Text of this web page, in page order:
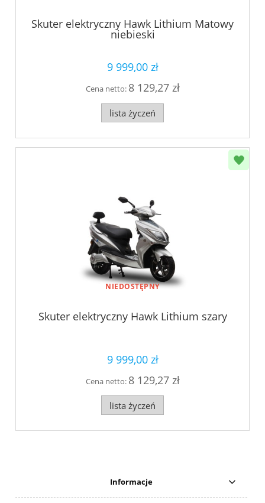
Skuter elektryczny Hawk Lithium Matowy
niebieski
9 999,00 zł
Cena netto: 8 129,27 zł
lista życzeń
NIEDOSTĘPNY
Skuter elektryczny Hawk Lithium szary
9 999,00 zł
Cena netto: 8 129,27 zł
lista życzeń
Informacje